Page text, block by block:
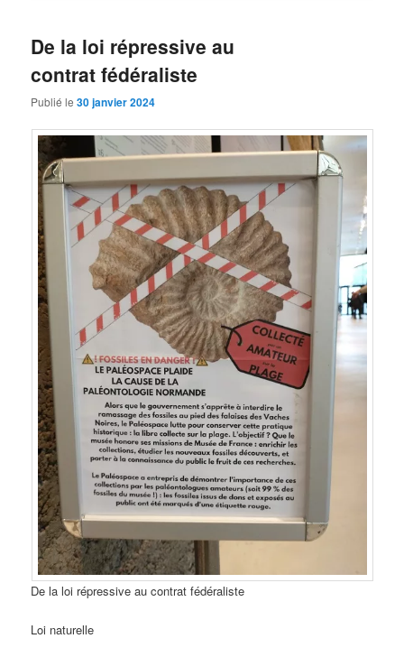
De la loi répressive au
contrat fédéraliste
Publié le30 janvier 2024
De la loi répressive au contrat fédéraliste
Loi naturelle